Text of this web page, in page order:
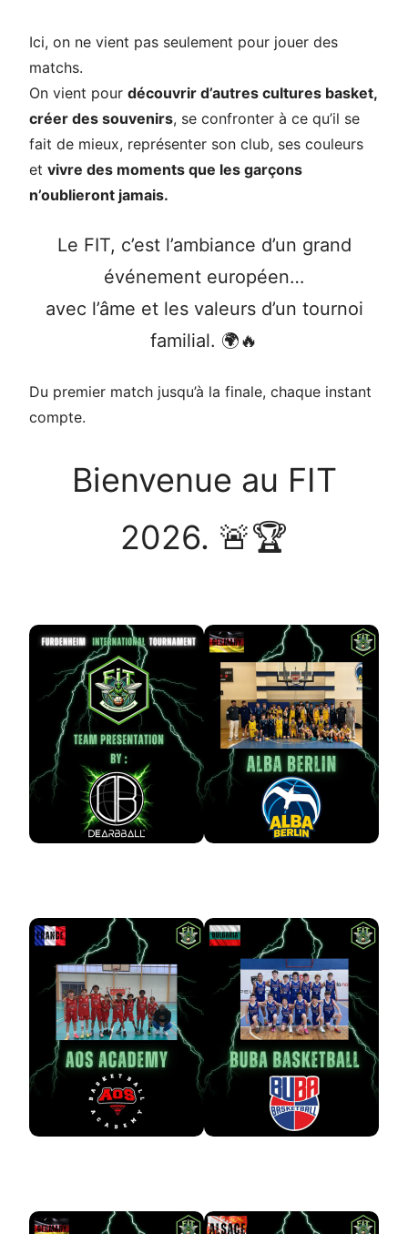
Ici, on ne vient pas seulement pour jouer des
matchs.
On vient pour découvrir d’autres cultures basket,
créer des souvenirs, se confronter à ce qu’il se
fait de mieux, représenter son club, ses couleurs
et vivre des moments que les garçons
n’oublieront jamais.
Le FIT, c’est l’ambiance d’un grand
événement européen…
avec l’âme et les valeurs d’un tournoi
familial. 🌍🔥
Du premier match jusqu’à la finale, chaque instant
compte.
Bienvenue au FIT
2026. 🚨🏆